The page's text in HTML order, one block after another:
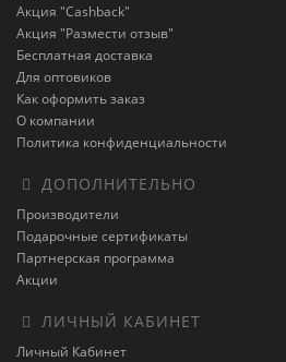
Акция "Cashback"
Акция "Размести отзыв"
Бесплатная доставка
Для оптовиков
Как оформить заказ
О компании
Политика конфиденциальности
ДОПОЛНИТЕЛЬНО
Производители
Подарочные сертификаты
Партнерская программа
Акции
ЛИЧНЫЙ КАБИНЕТ
Личный Кабинет